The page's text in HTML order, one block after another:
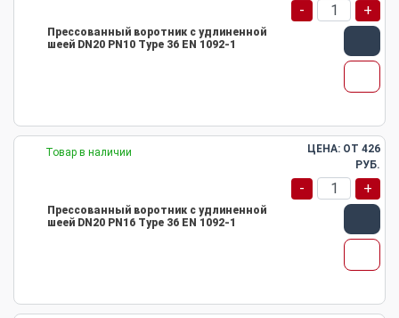
Прессованный воротник с удлиненной
шеей DN20 PN10 Type 36 EN 1092-1
- +
Товар в наличии
Прессованный воротник с удлиненной
шеей DN20 PN16 Type 36 EN 1092-1
ЦЕНА: ОТ 426
РУБ.
- +